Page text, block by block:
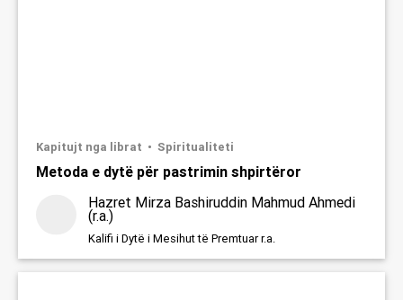
Kapitujt nga librat Spiritualiteti
Metoda e dytë për pastrimin shpirtëror
Hazret Mirza Bashiruddin Mahmud Ahmedi
(r.a.)
Kalifi i Dytë i Mesihut të Premtuar r.a.